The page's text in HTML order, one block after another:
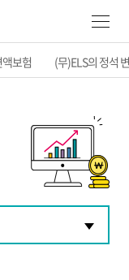
보험 (무)ELS의 정석